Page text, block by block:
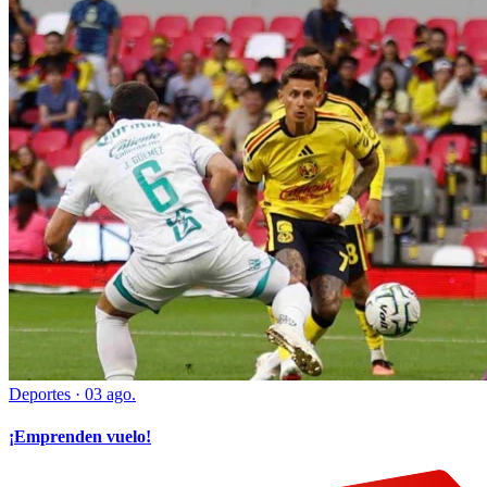
Deportes · 03 ago.
¡Emprenden vuelo!